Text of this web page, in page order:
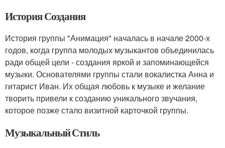
История Создания
История группы "Анимация" началась в начале 2000-х
годов, когда группа молодых музыкантов объединилась
ради общей цели - создания яркой и запоминающейся
музыки. Основателями группы стали вокалистка Анна и
гитарист Иван. Их общая любовь к музыке и желание
творить привели к созданию уникального звучания,
которое позже стало визитной карточкой группы.
Музыкальный Стиль